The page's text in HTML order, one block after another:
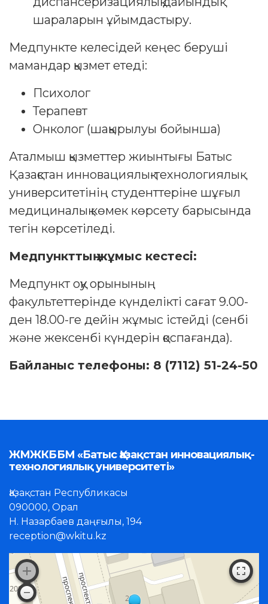
шараларын ұйымдастыру.
Медпункте келесідей кеңес беруші
мамандар қызмет етеді:
Психолог
Терапевт
Онколог (шақырылуы бойынша)
Аталмыш қызметтер жиынтығы Батыс
Қазақстан инновациялық-технологиялық
университетінің студенттеріне шұғыл
медициналық көмек көрсету барысында
тегін көрсетіледі.
Медпункттың жұмыс кестесі:
Медпункт оқу орынының
факультеттерінде күнделікті сағат 9.00-
ден 18.00-ге дейін жұмыс істейді (сенбі
және жексенбі күндерін қоспағанда).
Байланыс телефоны: 8 (7112) 51-24-50
ЖМЖКББМ «Батыс Қазақстан инновациялық-
технологиялық университеті»
Қазақстан Республикасы
090000, Орал
Н. Назарбаев даңғылы, 194
reception@wkitu.kz